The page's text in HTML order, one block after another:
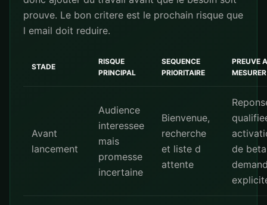
prouve. Le bon critere est le prochain risque que
l email doit reduire.
STADE
RISQUE
PRINCIPAL
SEQUENCE
PRIORITAIRE
PREUVE A
MESURER
Avant
lancement
Audience
interessee
mais
promesse
incertaine
Bienvenue,
recherche
et liste d
attente
de